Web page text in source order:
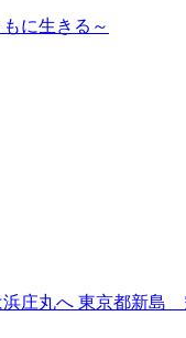
に生きる～
浜庄丸へ 東京都新島